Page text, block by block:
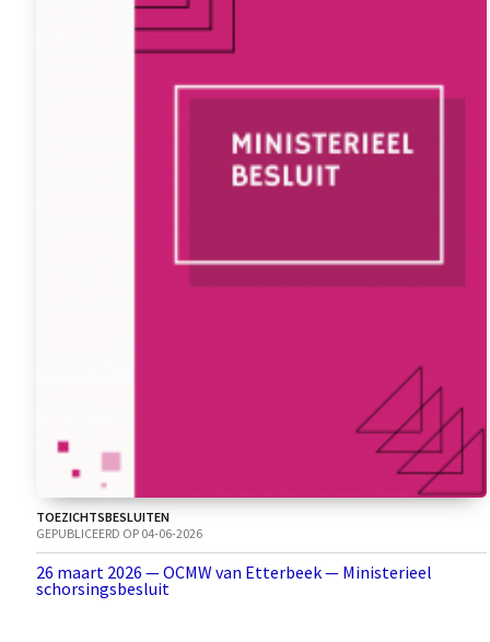
TOEZICHTSBESLUITEN
GEPUBLICEERD OP 04-06-2026
26 maart 2026 — OCMW van Etterbeek — Ministerieel
schorsingsbesluit